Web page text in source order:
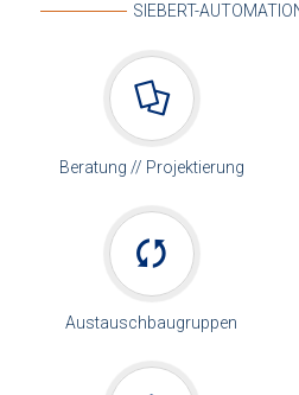
SIEBERT-
Beratung // Projektierung
Austauschbaugruppen